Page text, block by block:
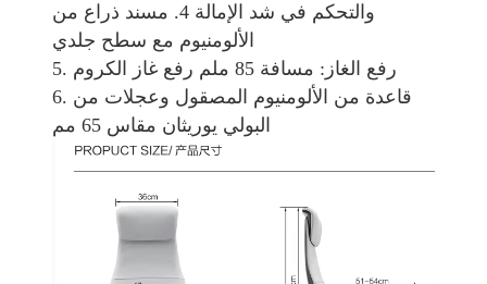
والتحكم في شد الإمالة 4. مسند ذراع من
الألومنيوم مع سطح جلدي
5. رفع الغاز: مسافة 85 ملم رفع غاز الكروم
6. قاعدة من الألومنيوم المصقول وعجلات من
البولي يوريثان مقاس 65 مم